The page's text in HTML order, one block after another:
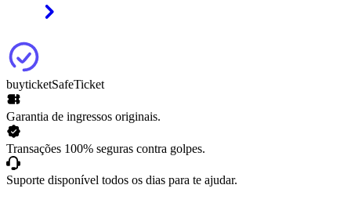
buyticketSafeTicket
Garantia de ingressos originais.
Transações 100% seguras contra golpes.
Suporte disponível todos os dias para te ajudar.